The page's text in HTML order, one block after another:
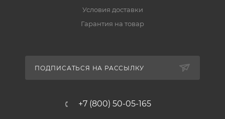
Условия доставки
Гарантия на товар
ПОДПИСАТЬСЯ НА РАССЫЛКУ
+7 (800) 50-05-165